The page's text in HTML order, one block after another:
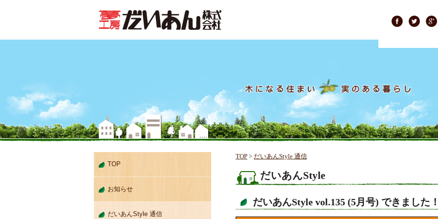
TOP
お知らせ
だいあんStyle 通信
TOP > だいあんStyle 通信
だいあんStyle
だいあんStyle vol.135 (5月号) できました